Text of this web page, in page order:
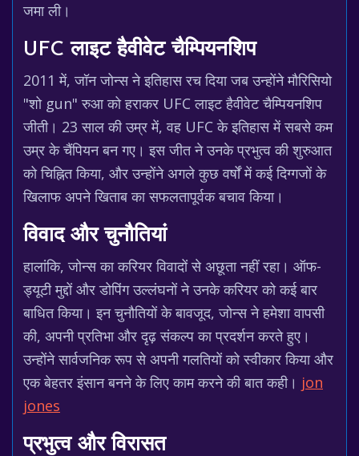
जमा ली।
UFC लाइट हैवीवेट चैम्पियनशिप
2011 में, जॉन जोन्स ने इतिहास रच दिया जब उन्होंने मौरिसियो
"शो gun" रुआ को हराकर UFC लाइट हैवीवेट चैम्पियनशिप
जीती। 23 साल की उम्र में, वह UFC के इतिहास में सबसे कम
उम्र के चैंपियन बन गए। इस जीत ने उनके प्रभुत्व की शुरुआत
को चिह्नित किया, और उन्होंने अगले कुछ वर्षों में कई दिग्गजों के
खिलाफ अपने खिताब का सफलतापूर्वक बचाव किया।
विवाद और चुनौतियां
हालांकि, जोन्स का करियर विवादों से अछूता नहीं रहा। ऑफ-
ड्यूटी मुद्दों और डोपिंग उल्लंघनों ने उनके करियर को कई बार
बाधित किया। इन चुनौतियों के बावजूद, जोन्स ने हमेशा वापसी
की, अपनी प्रतिभा और दृढ़ संकल्प का प्रदर्शन करते हुए।
उन्होंने सार्वजनिक रूप से अपनी गलतियों को स्वीकार किया और
एक बेहतर इंसान बनने के लिए काम करने की बात कही। jon
jones
प्रभुत्व और विरासत